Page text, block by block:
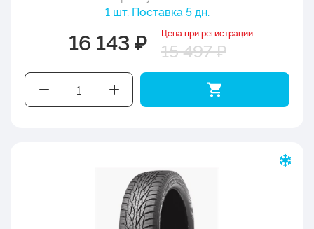
1 шт. Поставка 5 дн.
16 143 ₽ Цена при регистрации
15 497 ₽